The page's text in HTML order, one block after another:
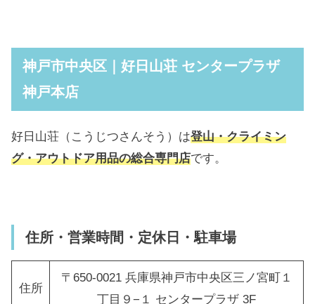
神戸市中央区｜好日山荘 センタープラザ
神戸本店
好日山荘（こうじつさんそう）は登山・クライミン
グ・アウトドア用品の総合専門店です。
住所・営業時間・定休日・駐車場
住所
〒650-0021 兵庫県神戸市中央区三ノ宮町１
丁目９−１ センタープラザ 3F